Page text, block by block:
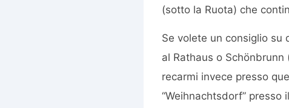
(sotto la Ruota) che
Se volete un consiglio su
al Rathaus o
recarmi invece presso
“Weihnachtsdorf” presso il